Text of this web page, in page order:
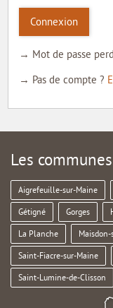
Connexion
→ Mot de passe
→ Pas de compte ?
Les
Aigrefeuille-sur-Maine
Gétigné Gorges
La Planche Maisdon-
Saint-Fiacre-sur-Maine
Saint-Lumine-de-Clisson